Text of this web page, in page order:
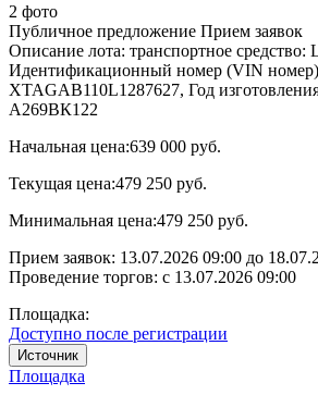
2 фото
Публичное предложение Прием заявок
Описание лота: транспортное
Идентификационный номер (VIN
XTAGAB110L1287627, Год
А269ВК122
Начальная цена:639 000 руб.
Текущая цена:479 250 руб.
Минимальная цена:479 250 руб.
Прием заявок: 13.07.2026 09:00 до
Проведение торгов: с 13.07.2026 09:00
Площадка:
Доступно после регистрации
Источник
Площадка